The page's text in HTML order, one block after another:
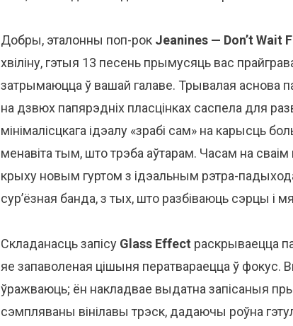
Добры, эталонны поп-рок Jeanines — Don’t Wait
хвіліну, гэтыя 13 песень прымусяць вас
затрымаюцца ў вашай галаве. Трывалая аснова
на дзвюх папярэдніх пласцінках саспела для
мінімалісцкага ідэалу «зрабі сам» на карысць
менавіта тым, што трэба аўтарам. Часам на
крыху новым гуртом з ідэальным рэтра-
сур’ёзная банда, з тых, што разбіваюць сэрцы і
Складанасць запісу Glass Effect раскрываецца
яе запаволеная цішыня ператвараецца ў фокус.
ўражваюць; ён накладвае выдатна запісаныя
сэмпляваны вінілавы трэск, дадаючы роўна